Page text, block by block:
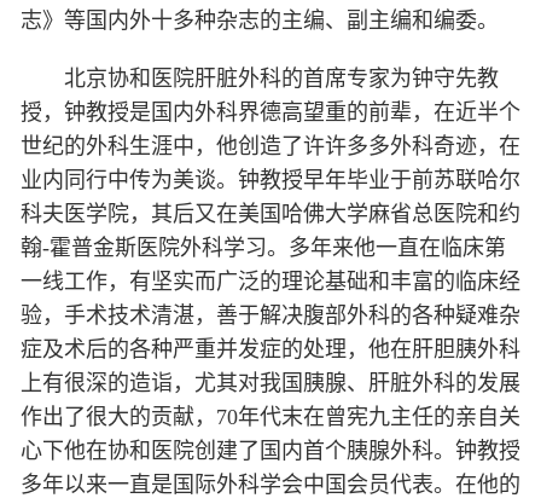
志》等国内外十多种杂志的主编、副主编和编委。
北京协和医院肝脏外科的首席专家为钟守先教
授，钟教授是国内外科界德高望重的前辈，在近半个
世纪的外科生涯中，他创造了许许多多外科奇迹，在
业内同行中传为美谈。钟教授早年毕业于前苏联哈尔
科夫医学院，其后又在美国哈佛大学麻省总医院和约
翰-霍普金斯医院外科学习。多年来他一直在临床第
一线工作，有坚实而广泛的理论基础和丰富的临床经
验，手术技术清湛，善于解决腹部外科的各种疑难杂
症及术后的各种严重并发症的处理，他在肝胆胰外科
上有很深的造诣，尤其对我国胰腺、肝脏外科的发展
作出了很大的贡献，70年代末在曾宪九主任的亲自关
心下他在协和医院创建了国内首个胰腺外科。钟教授
多年以来一直是国际外科学会中国会员代表。在他的